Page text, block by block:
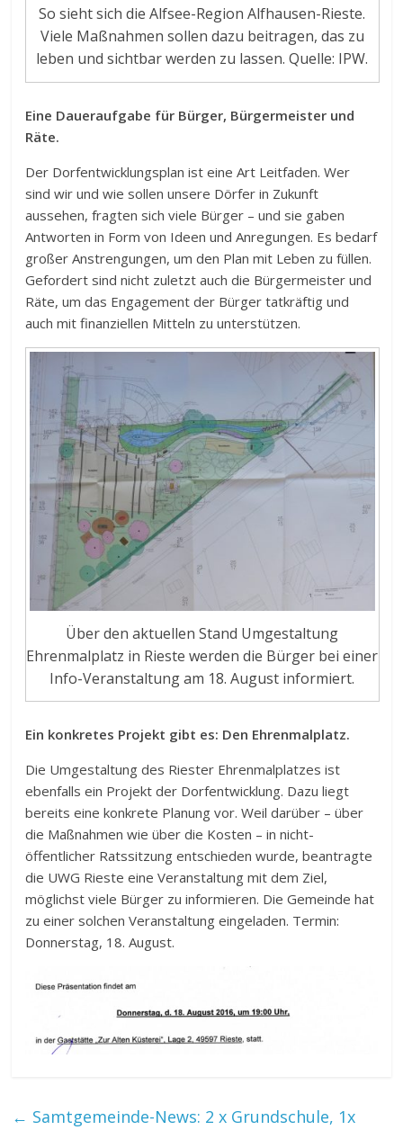
So sieht sich die Alfsee-Region Alfhausen-Rieste.
Viele Maßnahmen sollen dazu beitragen, das zu
leben und sichtbar werden zu lassen. Quelle: IPW.
Eine Daueraufgabe für Bürger, Bürgermeister und
Räte.
Der Dorfentwicklungsplan ist eine Art Leitfaden. Wer
sind wir und wie sollen unsere Dörfer in Zukunft
aussehen, fragten sich viele Bürger – und sie gaben
Antworten in Form von Ideen und Anregungen. Es bedarf
großer Anstrengungen, um den Plan mit Leben zu füllen.
Gefordert sind nicht zuletzt auch die Bürgermeister und
Räte, um das Engagement der Bürger tatkräftig und
auch mit finanziellen Mitteln zu unterstützen.
Über den aktuellen Stand Umgestaltung
Ehrenmalplatz in Rieste werden die Bürger bei einer
Info-Veranstaltung am 18. August informiert.
Ein konkretes Projekt gibt es: Den Ehrenmalplatz.
Die Umgestaltung des Riester Ehrenmalplatzes ist
ebenfalls ein Projekt der Dorfentwicklung. Dazu liegt
bereits eine konkrete Planung vor. Weil darüber – über
die Maßnahmen wie über die Kosten – in nicht-
öffentlicher Ratssitzung entschieden wurde, beantragte
die UWG Rieste eine Veranstaltung mit dem Ziel,
möglichst viele Bürger zu informieren. Die Gemeinde hat
zu einer solchen Veranstaltung eingeladen. Termin:
Donnerstag, 18. August.
← Samtgemeinde-News: 2 x Grundschule, 1x